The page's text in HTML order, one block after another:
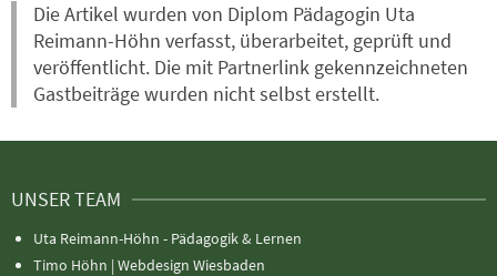
Die Artikel wurden von Diplom Pädagogin Uta
Reimann-Höhn verfasst, überarbeitet, geprüft und
veröffentlicht. Die mit Partnerlink gekennzeichneten
Gastbeiträge wurden nicht selbst erstellt.
UNSER TEAM
Uta Reimann-Höhn - Pädagogik & Lernen
Timo Höhn | Webdesign Wiesbaden